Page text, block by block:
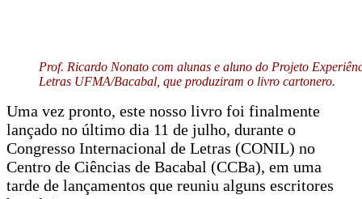
Prof. Ricardo Nonato com alunas e aluno do Projeto
Letras UFMA/Bacabal, que produziram o livro cartonero.
Uma vez pronto, este nosso livro foi finalmente
lançado no último dia 11 de julho, durante o
Congresso Internacional de Letras (CONIL) no
Centro de Ciências de Bacabal (CCBa), em uma
tarde de lançamentos que reuniu alguns escritores